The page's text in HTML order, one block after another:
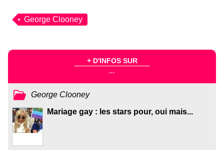
George Clooney
+ D'INFOS SUR
...
George Clooney
Mariage gay : les stars pour, oui mais...